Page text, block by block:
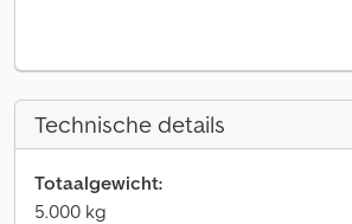
Technische details
Totaalgewicht:
5.000 kg